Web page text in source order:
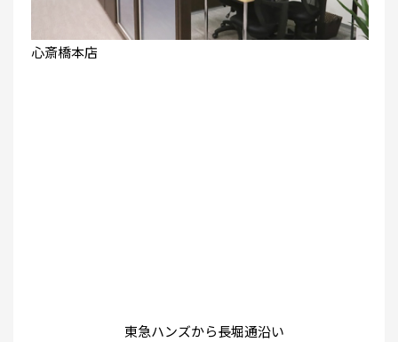
心斎橋本店
東急ハンズから長堀通沿い